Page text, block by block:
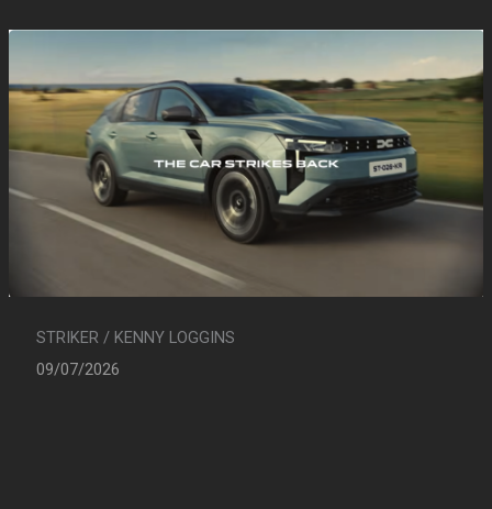
STRIKER / KENNY LOGGINS
09/07/2026